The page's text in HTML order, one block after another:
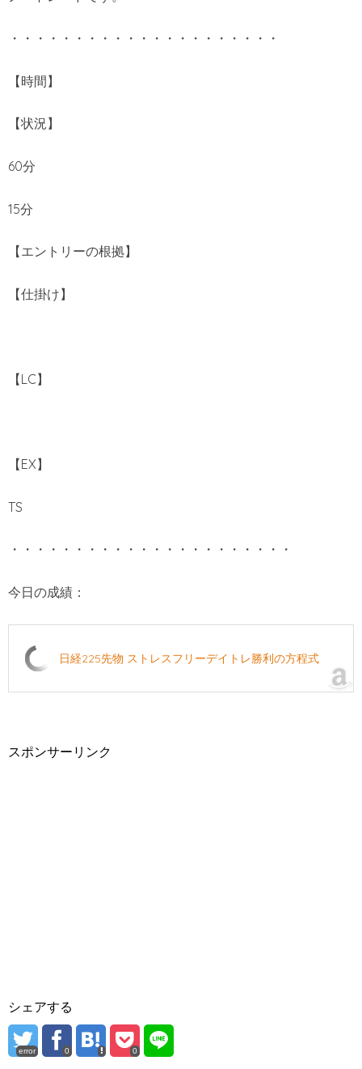
・・・・・・・・・・・・・・・・・・・・・
【時間】
【状況】
60分
15分
【エントリーの根拠】
【仕掛け】
【LC】
【EX】
TS
・・・・・・・・・・・・・・・・・・・・・・
今日の成績：
日経225先物 ストレスフリーデイトレ勝利の方程式
スポンサーリンク
シェアする
error 0 0